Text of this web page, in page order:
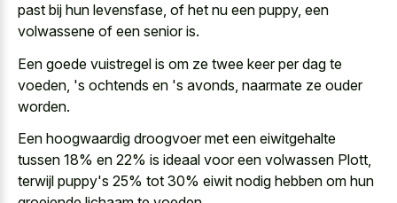
past bij hun levensfase, of het nu een puppy, een
volwassene of een senior is.
Een goede vuistregel is om ze twee keer per dag te
voeden, 's ochtends en 's avonds, naarmate ze ouder
worden.
Een hoogwaardig droogvoer met een eiwitgehalte
tussen 18% en 22% is ideaal voor een volwassen Plott,
terwijl puppy's 25% tot 30% eiwit nodig hebben om hun